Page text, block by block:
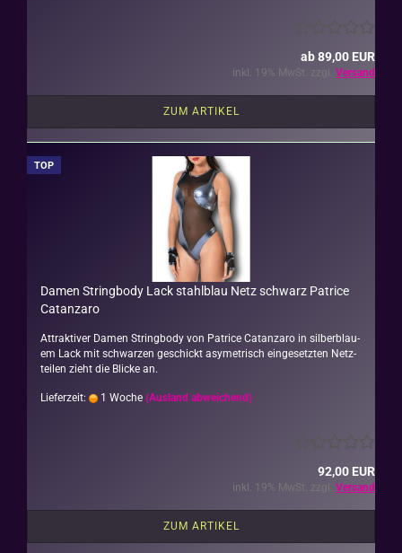
ab 89,00 EUR
inkl. 19% MwSt. zzgl. Versand
ZUM ARTIKEL
TOP
Damen String­bo­dy Lack stahl­blau Netz schwarz Pa­tri­ce
Ca­t­an­za­ro
At­trak­ti­ver Damen String­bo­dy von Pa­tri­ce Ca­t­an­za­ro in sil­ber­blau­
em Lack mit schwar­zen ge­schickt asy­me­trisch ein­ge­setz­ten Netz­
tei­len zieht die Bli­cke an.
Lieferzeit: 1 Woche (Ausland abweichend)
92,00 EUR
inkl. 19% MwSt. zzgl. Versand
ZUM ARTIKEL